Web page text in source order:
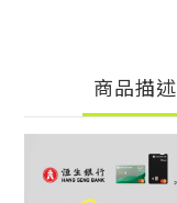
商品描述